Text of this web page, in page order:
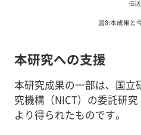
図8:本成果と
本研究への支援
本研究成果の一部は、国立
究機構（NICT）の委託研
より得られたものです。